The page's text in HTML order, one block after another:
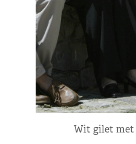
Wit gilet met